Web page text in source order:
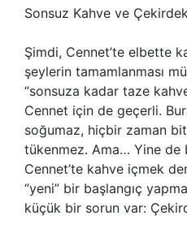
Sonsuz Kahve ve
Şimdi, Cennet’te elbette
şeylerin tamamlanması
“sonsuza kadar taze
Cennet için de geçerli.
soğumaz, hiçbir zaman
tükenmez. Ama… Yine de
Cennet’te kahve içmek
“yeni” bir başlangıç
küçük bir sorun var: